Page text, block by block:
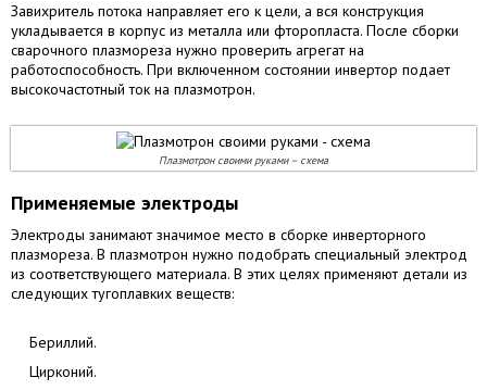
Завихритель потока направляет его к цели, а вся конструкция
укладывается в корпус из металла или фторопласта. После сборки
сварочного плазмореза нужно проверить агрегат на
работоспособность. При включенном состоянии инвертор подает
высокочастотный ток на плазмотрон.
Плазмотрон своими руками – схема
Применяемые электроды
Электроды занимают значимое место в сборке инверторного
плазмореза. В плазмотрон нужно подобрать специальный электрод
из соответствующего материала. В этих целях применяют детали из
следующих тугоплавких веществ:
Бериллий.
Цирконий.